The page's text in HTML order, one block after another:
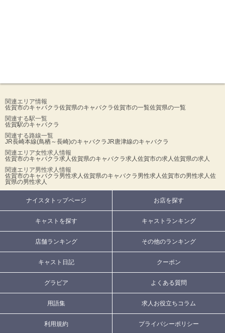
関連エリア情報
佐賀市のキャバクラ佐賀県のキャバクラ佐賀市の一覧佐賀県の一覧
関連する駅一覧
佐賀駅のキャバクラ
関連する路線一覧
JR長崎本線(鳥栖～長崎)のキャバクラJR唐津線のキャバクラ
関連エリア女性求人情報
佐賀市のキャバクラ求人佐賀県のキャバクラ求人佐賀市の求人佐賀県の求人
関連エリア男性求人情報
佐賀市のキャバクラ男性求人佐賀県のキャバクラ男性求人佐賀市の男性求人佐
賀県の男性求人
ナイスタトップページ お店を探す
キャストを探す キャストランキング
店舗ランキング その他のランキング
キャスト日記 クーポン
グラビア よくある質問
用語集 求人お役立ちコラム
利用規約 プライバシーポリシー